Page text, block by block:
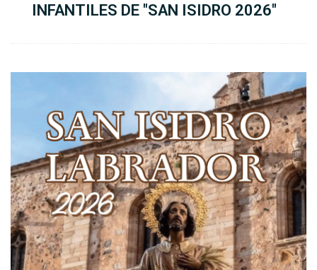
INFANTILES DE "SAN ISIDRO 2026"